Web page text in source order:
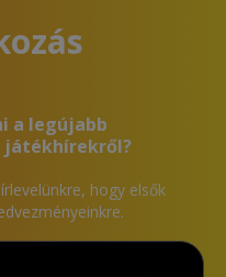
a legújabb
játékhírekről?
hogy elsők